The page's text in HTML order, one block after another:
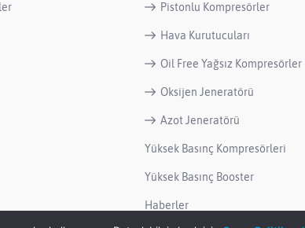
Pistonlu Kompresörler
Hava Kurutucuları
Oil Free Yağsız Kompresörler
Oksijen Jeneratörü
Azot Jeneratörü
Yüksek Basınç Kompresörleri
Yüksek Basınç Booster
Haberler